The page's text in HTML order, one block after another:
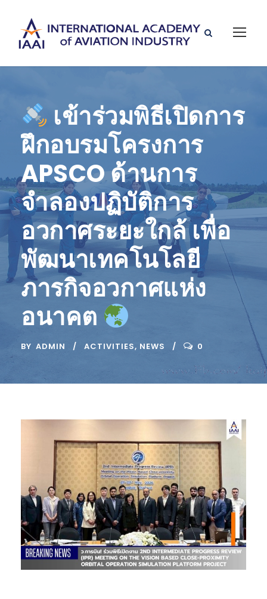
เข้าร่วมพิธีเปิดการ
ฝึกอบรมโครงการ
APSCO ด้านการ
จำลองปฏิบัติการ
อวกาศระยะใกล้ เพื่อ
พัฒนาเทคโนโลยี
ภารกิจอวกาศแห่ง
อนาคต
BY ADMIN ACTIVITIES, NEWS 0